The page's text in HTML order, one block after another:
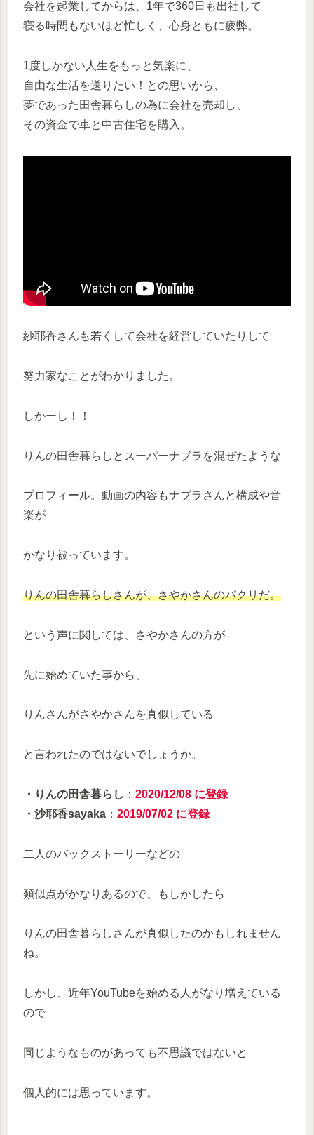
会社を起業してからは、1年で360日も出社して
寝る時間もないほど忙しく、心身ともに疲弊。
1度しかない人生をもっと気楽に、
自由な生活を送りたい！との思いから、
夢であった田舎暮らしの為に会社を売却し、
その資金で車と中古住宅を購入。
紗耶香さんも若くして会社を経営していたりして
努力家なことがわかりました。
しかーし！！
りんの田舎暮らしとスーパーナブラを混ぜたような
プロフィール。動画の内容もナブラさんと構成や音
楽が
かなり被っています。
りんの田舎暮らしさんが、さやかさんのパクリだ。
という声に関しては、さやかさんの方が
先に始めていた事から、
りんさんがさやかさんを真似している
と言われたのではないでしょうか。
・りんの田舎暮らし ： 2020/12/08 に登録
・沙耶香sayaka ： 2019/07/02 に登録
二人のバックストーリーなどの
類似点がかなりあるので、もしかしたら
りんの田舎暮らしさんが真似したのかもしれません
ね。
しかし、近年YouTubeを始める人がなり増えている
ので
同じようなものがあっても不思議ではないと
個人的には思っています。